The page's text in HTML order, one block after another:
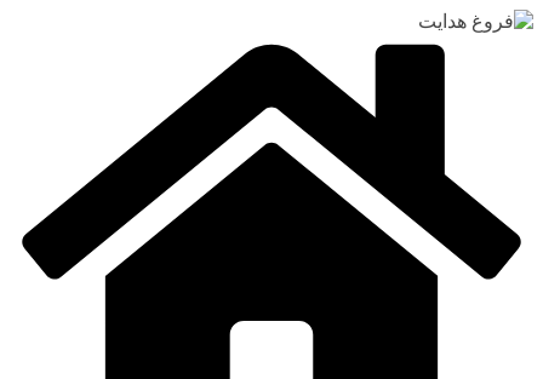
رفتن